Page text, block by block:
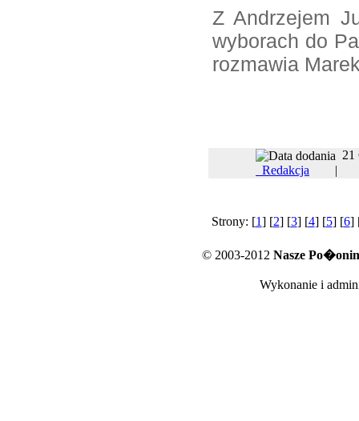
Z Andrzejem
wyborach do
rozmawia
Redakcja
Strony: [1] [2] [3] [4] [5] [6]
© 2003-2012 Nasze
Wykonanie i